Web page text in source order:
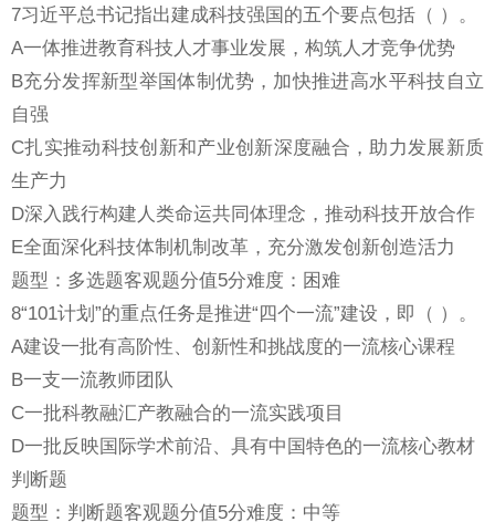
7习近平总书记指出建成科技强国的五个要点包括（ ）。
A一体推进教育科技人才事业发展，构筑人才竞争优势
B充分发挥新型举国体制优势，加快推进高水平科技自立
自强
C扎实推动科技创新和产业创新深度融合，助力发展新质
生产力
D深入践行构建人类命运共同体理念，推动科技开放合作
E全面深化科技体制机制改革，充分激发创新创造活力
题型：多选题客观题分值5分难度：困难
8“101计划”的重点任务是推进“四个一流”建设，即（ ）。
A建设一批有高阶性、创新性和挑战度的一流核心课程
B一支一流教师团队
C一批科教融汇产教融合的一流实践项目
D一批反映国际学术前沿、具有中国特色的一流核心教材
判断题
题型：判断题客观题分值5分难度：中等